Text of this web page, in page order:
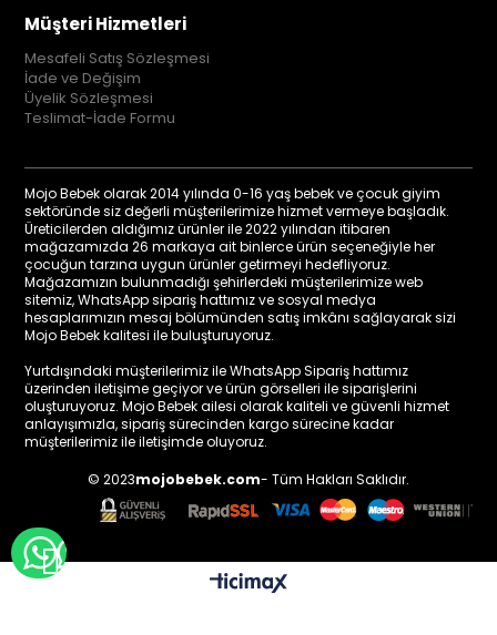
Müşteri Hizmetleri
Mesafeli Satış Sözleşmesi
İade ve Değişim
Üyelik Sözleşmesi
Teslimat-İade Formu
Mojo Bebek olarak 2014 yılında 0-16 yaş bebek ve çocuk giyim
sektöründe siz değerli müşterilerimize hizmet vermeye başladık.
Üreticilerden aldığımız ürünler ile 2022 yılından itibaren
mağazamızda 26 markaya ait binlerce ürün seçeneğiyle her
çocuğun tarzına uygun ürünler getirmeyi hedefliyoruz.
Mağazamızın bulunmadığı şehirlerdeki müşterilerimize web
sitemiz, WhatsApp sipariş hattımız ve sosyal medya
hesaplarımızın mesaj bölümünden satış imkânı sağlayarak sizi
Mojo Bebek kalitesi ile buluşturuyoruz.
Yurtdışındaki müşterilerimiz ile WhatsApp Sipariş hattımız
üzerinden iletişime geçiyor ve ürün görselleri ile siparişlerini
oluşturuyoruz. Mojo Bebek ailesi olarak kaliteli ve güvenli hizmet
anlayışımızla, sipariş sürecinden kargo sürecine kadar
müşterilerimiz ile iletişimde oluyoruz.
© 2023mojobebek.com- Tüm Hakları Saklıdır.